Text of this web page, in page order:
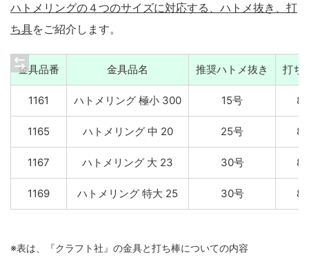
ハトメリングの４つのサイズに対応する、ハトメ抜き、打
ち具をご紹介します。
金具品番 金具品名 推奨ハトメ抜き 打ち
1161 ハトメリング 極小 300 15号
1165 ハトメリング 中 20 25号
1167 ハトメリング 大 23 30号
1169 ハトメリング 特大 25 30号
※表は、『クラフト社』の金具と打ち棒についての内容